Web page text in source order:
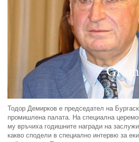
Тодор Демирков е председател на
промишлена палата. На специална
му връчиха годишните награди на
какво сподели в специално интервю за